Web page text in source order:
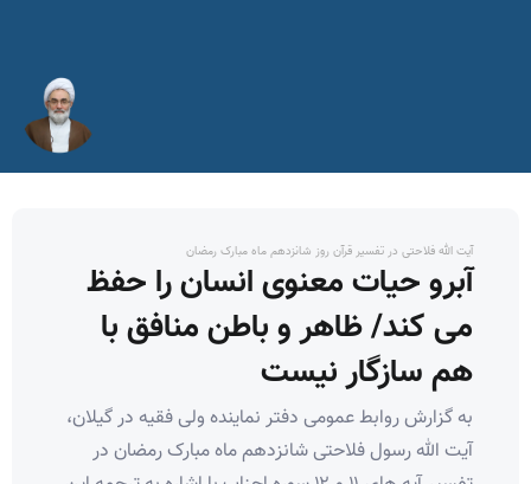
آیت الله فلاحتی در تفسیر قرآن روز شانزدهم ماه مبارک رمضان
آبرو حیات معنوی انسان را حفظ
می کند/ ظاهر و باطن منافق با
هم سازگار نیست
به گزارش روابط عمومی دفتر نماینده ولی فقیه در گیلان،
آیت الله رسول فلاحتی شانزدهم ماه مبارک رمضان در